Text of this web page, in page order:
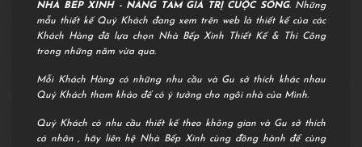
NHÀ BẾP XINH - NÂNG TẦM GIÁ TRỊ CUỘC SỐNG. Những
mẫu thiết kế Quý Khách đang xem trên web là thiết kế của các
Khách Hàng đã lựa chọn Nhà Bếp Xinh Thiết Kế & Thi Công
trong những năm vừa qua.
Mỗi Khách Hàng có những nhu cầu và Gu sở thích khác nhau
Quý Khách tham khảo để có ý tưởng cho ngôi nhà của Mình.
Quý Khách có nhu cầu thiết kế theo không gian và Gu sở thích
cá nhân , hãy liên hệ Nhà Bếp Xinh cùng đồng hành để cùng